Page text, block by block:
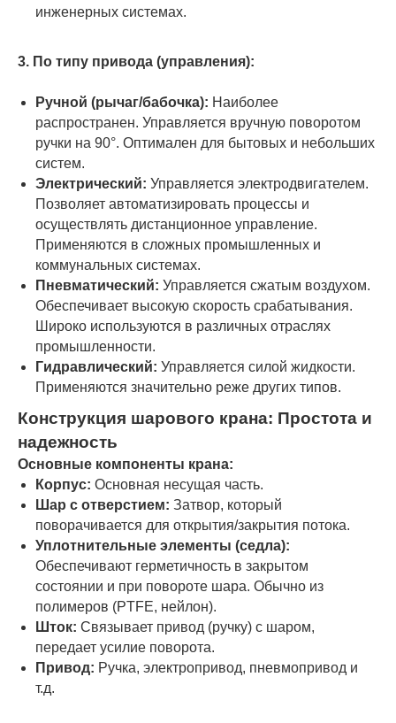
инженерных системах.
3. По типу привода (управления):
Ручной (рычаг/бабочка): Наиболее
распространен. Управляется вручную поворотом
ручки на 90°. Оптимален для бытовых и небольших
систем.
Электрический: Управляется электродвигателем.
Позволяет автоматизировать процессы и
осуществлять дистанционное управление.
Применяются в сложных промышленных и
коммунальных системах.
Пневматический: Управляется сжатым воздухом.
Обеспечивает высокую скорость срабатывания.
Широко используются в различных отраслях
промышленности.
Гидравлический: Управляется силой жидкости.
Применяются значительно реже других типов.
Конструкция шарового крана: Простота и
надежность
Основные компоненты крана:
Корпус: Основная несущая часть.
Шар с отверстием: Затвор, который
поворачивается для открытия/закрытия потока.
Уплотнительные элементы (седла):
Обеспечивают герметичность в закрытом
состоянии и при повороте шара. Обычно из
полимеров (PTFE, нейлон).
Шток: Связывает привод (ручку) с шаром,
передает усилие поворота.
Привод: Ручка, электропривод, пневмопривод и
т.д.